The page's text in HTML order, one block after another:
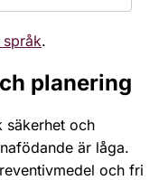
språk.
planering
säkerhet och
är låga.
och fri